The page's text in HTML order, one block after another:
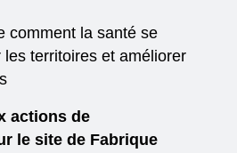
comment la santé se
les territoires et améliorer
actions de
le site de Fabrique